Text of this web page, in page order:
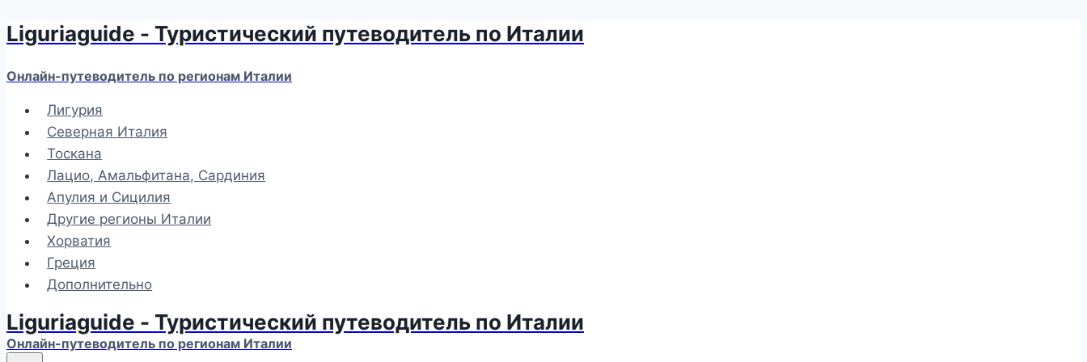
Перейти
содержимому
Liguriaguide - Туристический путеводитель по Италии
Онлайн-путеводитель по регионам Италии
Лигурия
Северная Италия
Тоскана
Лацио, Амальфитана, Сардиния
Апулия и Сицилия
Другие регионы Италии
Хорватия
Греция
Дополнительно
Liguriaguide - Туристический путеводитель по Италии
Онлайн-путеводитель по регионам Италии